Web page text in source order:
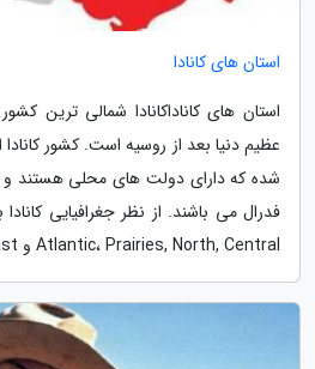
استان های کانادا
استان های کاناداکانادا شمالی ترین
شده که دارای دولت های محلی هستند
Atlantic، Prairies, North, Central و West Coast...